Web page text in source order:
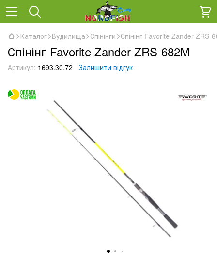
Каталог Вудилища Спінінги Спінінг Favorite Zander ZRS-
Спінінг Favorite Zander ZRS-682M
Артикул: 1693.30.72 Залишити відгук